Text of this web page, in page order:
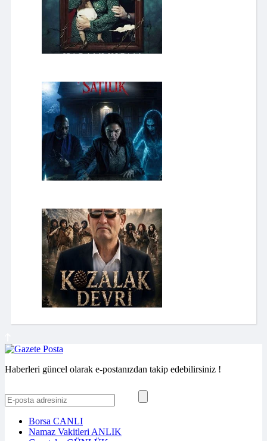
Haberleri güncel olarak e-postanızdan takip edebilirsiniz !
Borsa CANLI
Namaz Vakitleri ANLIK